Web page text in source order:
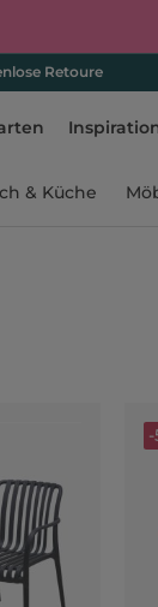
Retoure
& Küche